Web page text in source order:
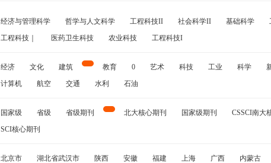
经济与管理科学 哲学与人文科学 工程科技II 社会科学II 基础科学
工程科技｜
医药卫生科技 农业科技 工程科技I
经济 文化 建筑 教育 0 艺术 科技 工业 科学
计算机
航空 交通 水利 石油
国家级 省级 省级期刊 北大核心期刊 国家级期刊 CSSCI南大
SCI核心期刊
北京市 湖北省武汉市 陕西 安徽 福建 上海 广西 内蒙古